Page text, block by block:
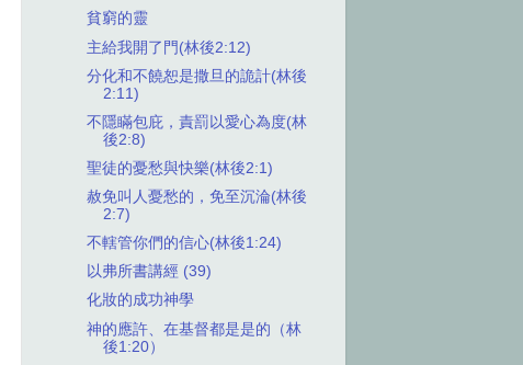
貧窮的靈
主給我開了門(林後2:12)
分化和不饒恕是撒旦的詭計(林後
2:11)
不隱瞞包庇，責罰以愛心為度(林
後2:8)
聖徒的憂愁與快樂(林後2:1)
赦免叫人憂愁的，免至沉淪(林後
2:7)
不轄管你們的信心(林後1:24)
以弗所書講經 (39)
化妝的成功神學
神的應許、在基督都是是的（林
後1:20）